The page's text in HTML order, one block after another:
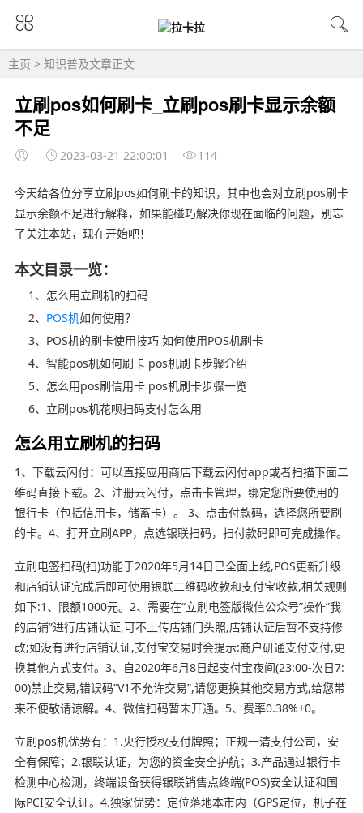
主页 > 知识普及文章正文
立刷pos如何刷卡_立刷pos刷卡显示余额
不足
2023-03-21 22:00:01 114
今天给各位分享立刷pos如何刷卡的知识，其中也会对立刷pos刷卡
显示余额不足进行解释，如果能碰巧解决你现在面临的问题，别忘
了关注本站，现在开始吧！
本文目录一览：
1、怎么用立刷机的扫码
2、 POS机如何使用？
3、POS机的刷卡使用技巧 如何使用POS机刷卡
4、智能pos机如何刷卡 pos机刷卡步骤介绍
5、怎么用pos刷信用卡 pos机刷卡步骤一览
6、立刷pos机花呗扫码支付怎么用
怎么用立刷机的扫码
1、下载云闪付：可以直接应用商店下载云闪付app或者扫描下面二
维码直接下载。2、注册云闪付，点击卡管理，绑定您所要使用的
银行卡（包括信用卡，储蓄卡）。 3、点击付款码，选择您所要刷
的卡。4、打开立刷APP，点选银联扫码，扫付款码即可完成操作。
立刷电签扫码(扫)功能于2020年5月14日已全面上线,POS更新升级
和店铺认证完成后即可使用银联二维码收款和支付宝收款,相关规则
如下:1、限额1000元。2、需要在“立刷电签版微信公众号”操作”我
的店铺”进行店铺认证,可不上传店铺门头照,店铺认证后暂不支持修
改;如没有进行店铺认证,支付宝交易时会提示:商户研通支付支付,更
换其他方式支付。3、自2020年6月8日起支付宝夜间(23:00-次日7:
00)禁止交易,错误码”V1不允许交易”,请您更换其他交易方式,给您带
来不便敬请谅解。4、微信扫码暂未开通。5、费率0.38%+0。
立刷pos机优势有：1.央行授权支付牌照；正规一清支付公司，安
全有保障；2.银联认证，为您的资金安全护航；3.产品通过银行卡
检测中心检测，终端设备获得银联销售点终端(POS)安全认证和国
际PCI安全认证。4.独家优势：定位落地本市内（GPS定位，机子在